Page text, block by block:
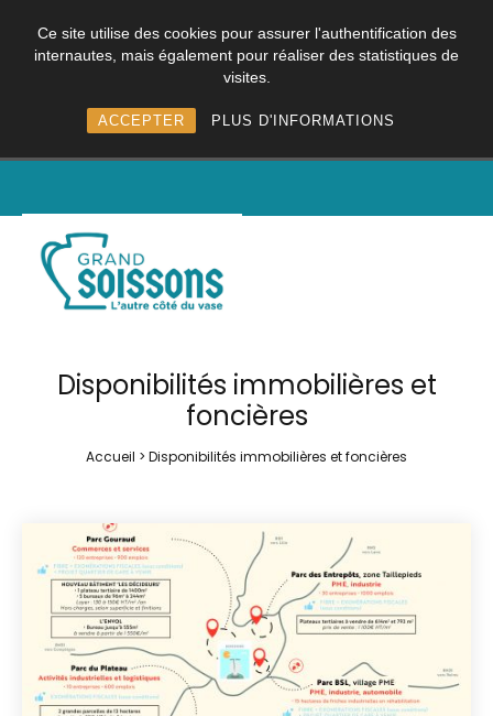
Ce site utilise des cookies pour assurer l'authentification des
internautes, mais également pour réaliser des statistiques de
visites.
ACCEPTER PLUS D'INFORMATIONS
Disponibilités immobilières et
foncières
Accueil > Disponibilités immobilières et foncières